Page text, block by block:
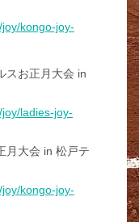
kongo-joy-
スお正月大会 in
ladies-joy-
月大会 in 松戸テ
kongo-joy-